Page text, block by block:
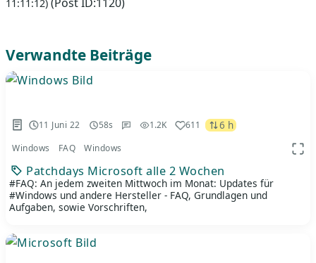
11:11:12)
Verwandte Beiträge
11 Juni 22 58s 1.2K 611 6 h
Windows FAQ Windows
Patchdays Microsoft alle 2 Wochen
#FAQ: An jedem zweiten Mittwoch im Monat: Updates für
#Windows und andere Hersteller - FAQ, Grundlagen und
Aufgaben, sowie Vorschriften,